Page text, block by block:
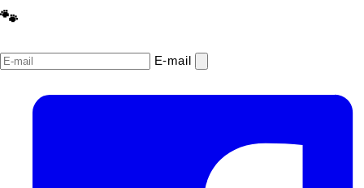
🐾
E‑mail